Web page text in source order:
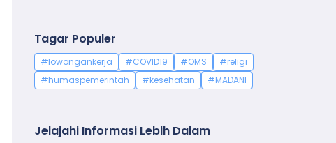
Tagar Populer
#lowongankerja #COVID19 #OMS
#religi
#humaspemerintah
#kesehatan #MADANI
Jelajahi Informasi Lebih Dalam